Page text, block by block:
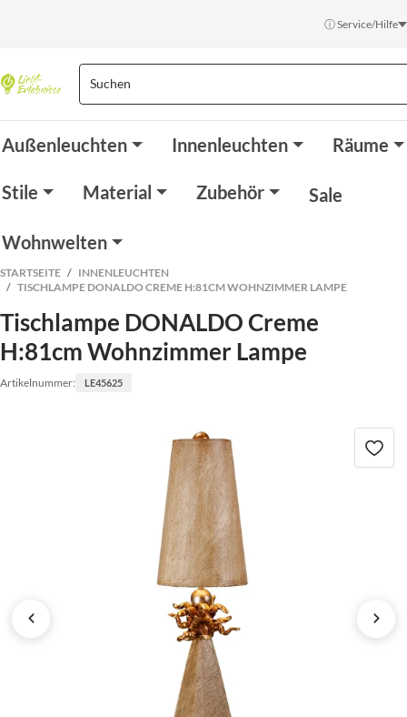
ⓘ Service/Hilfe
Außenleuchten Innenleuchten Räume
Stile Material Zubehör Sale
Wohnwelten
STARTSEITE
INNENLEUCHTEN
TISCHLAMPE DONALDO CREME H:81CM WOHNZIMMER LAMPE
Tischlampe DONALDO Creme
H:81cm Wohnzimmer Lampe
Artikelnummer: LE45625